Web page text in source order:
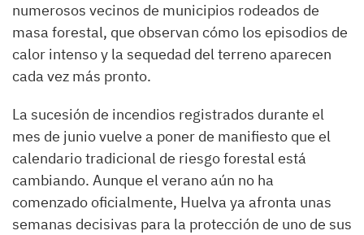
numerosos vecinos de municipios rodeados de
masa forestal, que observan cómo los episodios de
calor intenso y la sequedad del terreno aparecen
cada vez más pronto.
La sucesión de incendios registrados durante el
mes de junio vuelve a poner de manifiesto que el
calendario tradicional de riesgo forestal está
cambiando. Aunque el verano aún no ha
comenzado oficialmente, Huelva ya afronta unas
semanas decisivas para la protección de uno de sus